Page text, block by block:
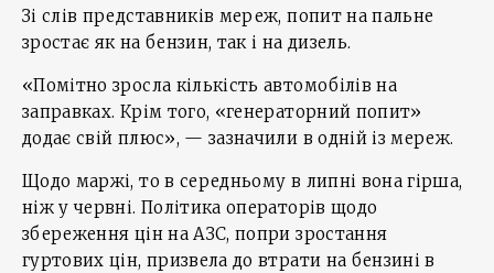
Зі слів представників мереж, попит на пальне
зростає як на бензин, так і на дизель.
«Помітно зросла кількість автомобілів на
заправках. Крім того, «генераторний попит»
додає свій плюс», — зазначили в одній із мереж.
Щодо маржі, то в середньому в липні вона гірша,
ніж у червні. Політика операторів щодо
збереження цін на АЗС, попри зростання
гуртових цін, призвела до втрати на бензині в